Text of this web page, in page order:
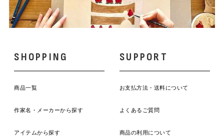
SHOPPING
商品一覧
作家名・メーカーから探す
アイテムから探す
SUPPORT
お支払方法・送料について
よくあるご質問
商品の利用について